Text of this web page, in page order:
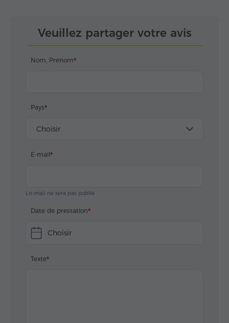
Veuillez partager votre avis
Nom, Prénom
Pays
Choisir
E-mail
L'e-mail ne sera pas publié
Date de prestation
Choisir
Texte